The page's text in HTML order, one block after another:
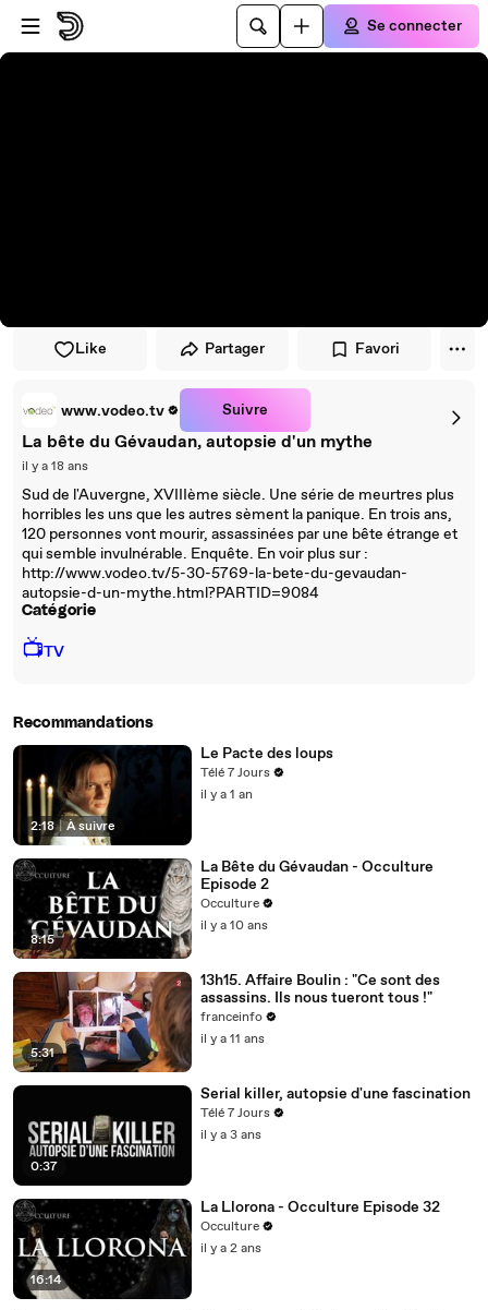
Passer au player
Passer au contenu principal
Se connecter
Like Partager Favori
www.vodeo.tv Suivre
La bête du Gévaudan, autopsie d'un mythe
il y a 18 ans
Sud de l'Auvergne, XVIIIème siècle. Une série de meurtres plus
horribles les uns que les autres sèment la panique. En trois ans,
120 personnes vont mourir, assassinées par une bête étrange et
qui semble invulnérable. Enquête. En voir plus sur :
http://www.vodeo.tv/5-30-5769-la-bete-du-gevaudan-
autopsie-d-un-mythe.html?PARTID=9084
Catégorie
📺TV
Recommandations
2:18 | À suivre
Le Pacte des loups
Télé 7 Jours
il y a 1 an
8:15
La Bête du Gévaudan - Occulture
Episode 2
Occulture
il y a 10 ans
5:31
13h15. Affaire Boulin : "Ce sont des
assassins. Ils nous tueront tous !"
franceinfo
il y a 11 ans
0:37
Serial killer, autopsie d'une fascination
Télé 7 Jours
il y a 3 ans
16:14
La Llorona - Occulture Episode 32
Occulture
il y a 2 ans